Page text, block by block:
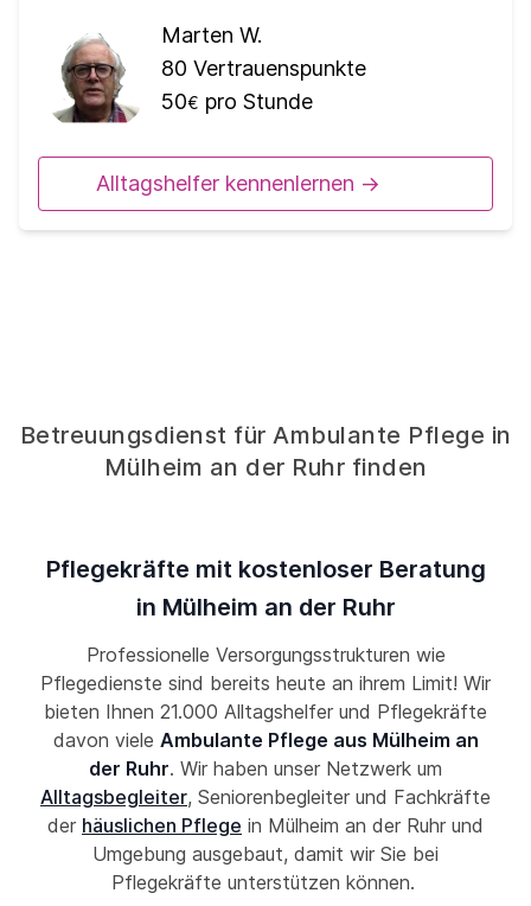
Marten W.
80 Vertrauenspunkte
50€ pro Stunde
Alltagshelfer kennenlernen ->
Betreuungsdienst für Ambulante Pflege in
Mülheim an der Ruhr finden
Pflegekräfte mit kostenloser Beratung
in Mülheim an der Ruhr
Professionelle Versorgungsstrukturen wie
Pflegedienste sind bereits heute an ihrem Limit! Wir
bieten Ihnen 21.000 Alltagshelfer und Pflegekräfte
davon viele Ambulante Pflege aus Mülheim an
der Ruhr. Wir haben unser Netzwerk um
Alltagsbegleiter, Seniorenbegleiter und Fachkräfte
der häuslichen Pflege in Mülheim an der Ruhr und
Umgebung ausgebaut, damit wir Sie bei
Pflegekräfte unterstützen können.